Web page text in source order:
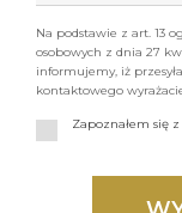
Na podstawie z art. 13
osobowych z dnia 27
informujemy, iż
kontaktowego
Zapoznałem się z